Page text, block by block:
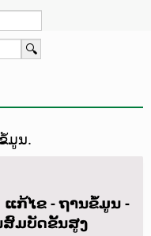
ມູນ.
ແກ້ໄຂ - ຖານຂໍ້ມູນ -
ມບັດຂັ້ນສູງ